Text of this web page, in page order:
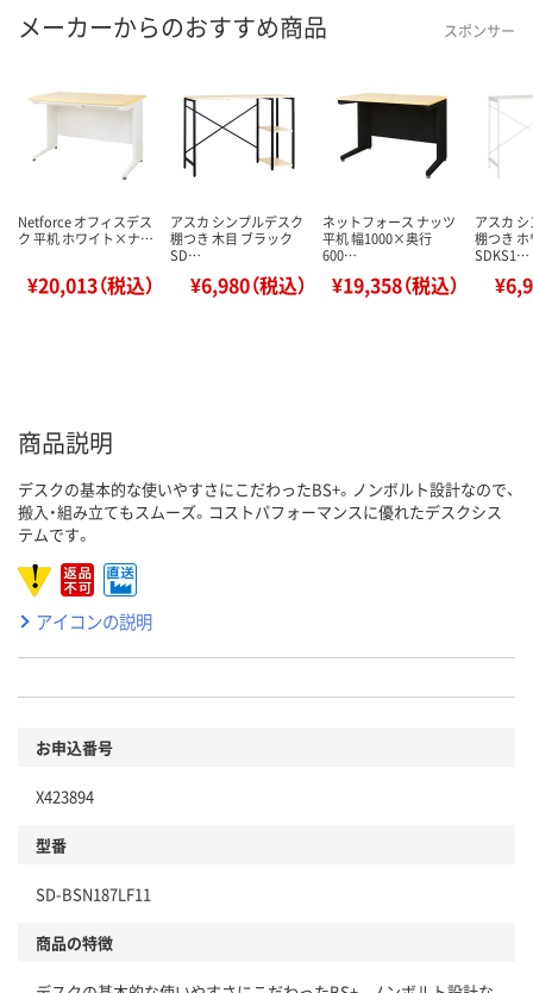
メーカーからのおすすめ商品 スポンサー
Netforce オフィスデス
ク 平机 ホワイト×ナ…
¥20,013（税込）
アスカ シンプルデスク
棚つき 木目 ブラック
SD…
¥6,980（税込）
ネットフォース ナッツ
平机 幅1000×奥行
600…
¥19,358（税込）
アスカ
棚つき
SDKS1…
商品説明
デスクの基本的な使いやすさにこだわったBS+。ノンボルト設計なので、
搬入・組み立てもスムーズ。コストパフォーマンスに優れたデスクシス
テムです。
アイコンの説明
お申込番号
X423894
型番
SD-BSN187LF11
商品の特徴